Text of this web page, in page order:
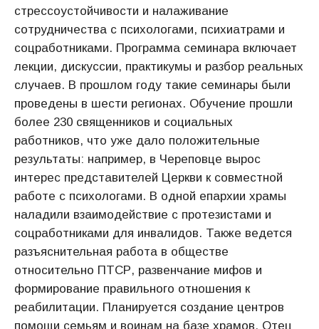
стрессоустойчивости и налаживание
сотрудничества с психологами, психиатрами и
соцработниками. Программа семинара включает
лекции, дискуссии, практикумы и разбор реальных
случаев. В прошлом году такие семинары были
проведены в шести регионах. Обучение прошли
более 230 священников и социальных
работников, что уже дало положительные
результаты: например, в Череповце вырос
интерес представителей Церкви к совместной
работе с психологами. В одной епархии храмы
наладили взаимодействие с протезистами и
соцработниками для инвалидов. Также ведется
разъяснительная работа в обществе
относительно ПТСР, развенчание мифов и
формирование правильного отношения к
реабилитации. Планируется создание центров
помощи семьям и воинам на базе храмов. Отец